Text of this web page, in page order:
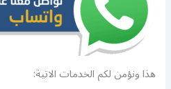
هذا ونؤمن لكم الخدمات الاتية: